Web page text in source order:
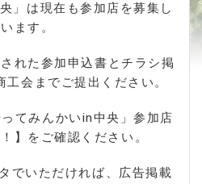
」は現在も参加店を募集し
ます。
れた参加申込書とチラシ掲
会までご提出ください。
てみんかいin中央」参加店
】をご確認ください。
でいただければ、広告掲載